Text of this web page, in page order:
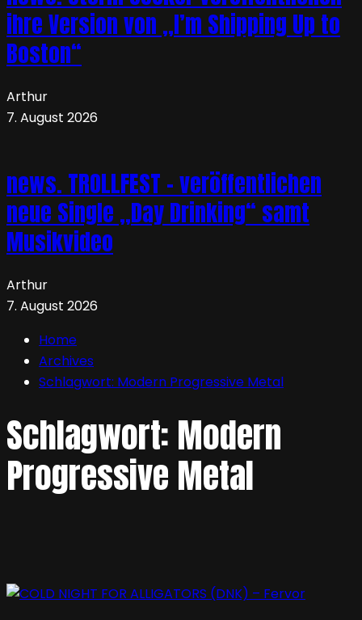
ihre Version von „I’m Shipping Up to
Boston“
Arthur
7. August 2026
news. TROLLFEST – veröffentlichen
neue Single „Day Drinking“ samt
Musikvideo
Arthur
7. August 2026
Home
Archives
Schlagwort: Modern Progressive Metal
Schlagwort: Modern
Progressive Metal